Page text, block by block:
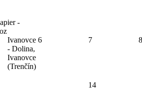
-
Ivanovce
- Dolina,
Ivanovce
(Trenčín)
6 7 8
14